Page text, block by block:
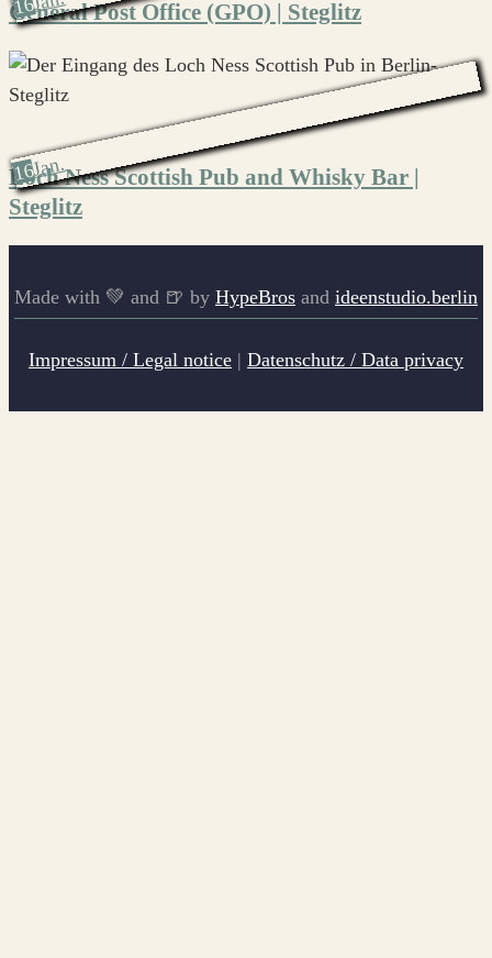
16
General Post Office (GPO) | Steglitz
16Jan.
Loch Ness Scottish Pub and Whisky Bar |
Steglitz
Made with 💚 and 🍺 by HypeBros and ideenstudio.berlin
Impressum / Legal notice | Datenschutz / Data privacy